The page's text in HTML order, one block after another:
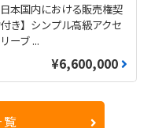
日本国内における販売権契
き】シンプル高級アクセ
ーブ ...
¥6,600,000